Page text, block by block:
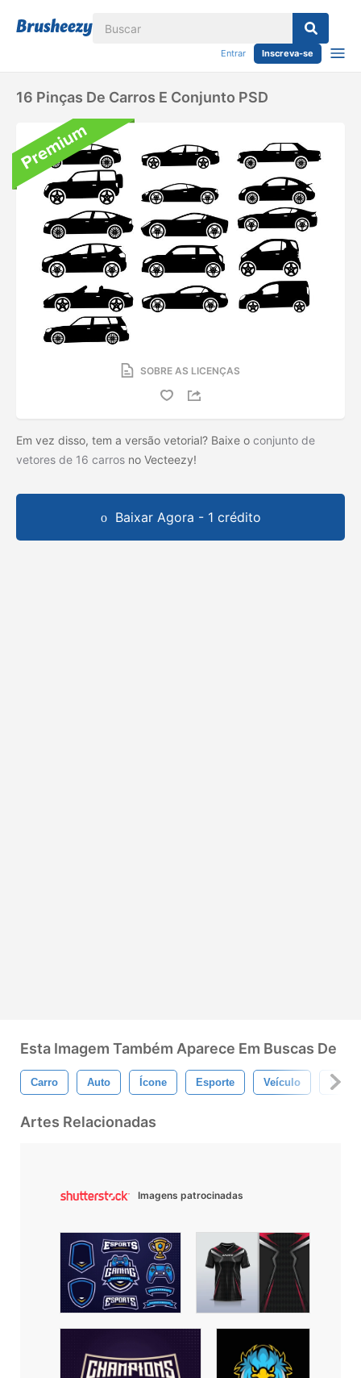
Entrar Inscreva-se
16 Pinças De Carros E Conjunto PSD
SOBRE AS LICENÇAS
Em vez disso, tem a versão vetorial? Baixe o conjunto de
vetores de 16 carros no Vecteezy!
Baixar Agora - 1 crédito
Esta Imagem Também Aparece Em Buscas De
Carro Auto Ícone Esporte Veículo Vetor
Artes Relacionadas
Imagens patrocinadas